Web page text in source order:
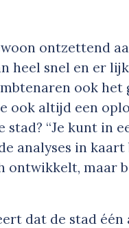
ontzettend
heel snel en er
ook het
ook altijd een
“Je kunt in
analyses in kaart
ontwikkelt, maar
dat de stad